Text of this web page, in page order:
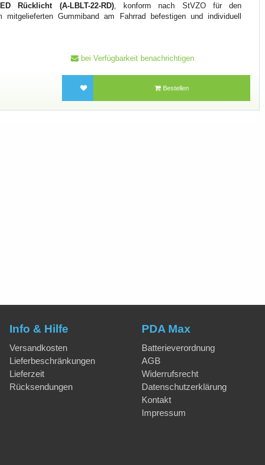
Rücklicht (A-LBLT-22-RD), konform nach StVZO für den
mitgelieferten Gummiband am Fahrrad befestigen und individuell
bei Verfügbarkeit benachrichtigen
Bestellen
Info & Hilfe
Versandkosten
Lieferbeschränkungen
Lieferzeit
Rücksendungen
PDA Max
Batterieverordnung
AGB
Widerrufsrecht
Datenschutzerklärung
Kontakt
Impressum